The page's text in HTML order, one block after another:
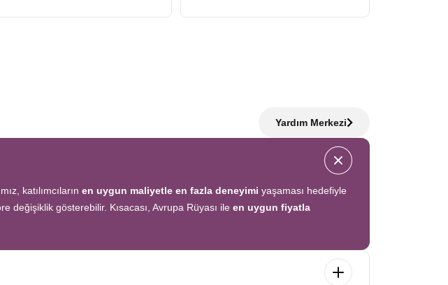
Yardım Merkezi
katılımcıların en uygun maliyetle en fazla deneyimi yaşaması hedefiyle
değişiklik gösterebilir. Kısacası, Avrupa Rüyası ile en uygun fiyatla